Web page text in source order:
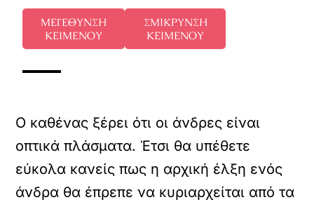
ΜΕΓΕΘΥΝΣΗ
ΚΕΙΜΕΝΟΥ
ΣΜΙΚΡΥΝΣΗ
ΚΕΙΜΕΝΟΥ
Ο καθένας ξέρει ότι οι άνδρες είναι
οπτικά πλάσματα. Έτσι θα υπέθετε
εύκολα κανείς πως η αρχική έλξη ενός
άνδρα θα έπρεπε να κυριαρχείται από τα